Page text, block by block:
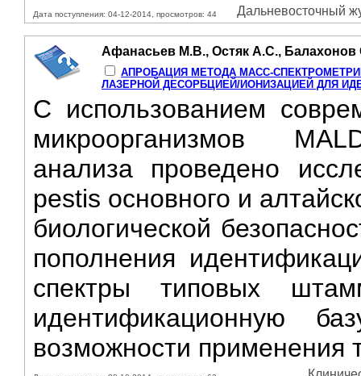
Дата поступления: 04-12-2014, просмотров: 44 Дальневосточный
Афанасьев М.В., Остяк А.С., Балахонов
АПРОБАЦИЯ МЕТОДА МАСС-
ЛАЗЕРНОЙ ДЕСОРБЦИЕЙ/ИОНИЗАЦИЕЙ ДЛЯ
С использованием
микроорганизмов
анализа проведено
pestis основного и
биологической
пополнения
спектры типовых
идентификационную
возможности применения